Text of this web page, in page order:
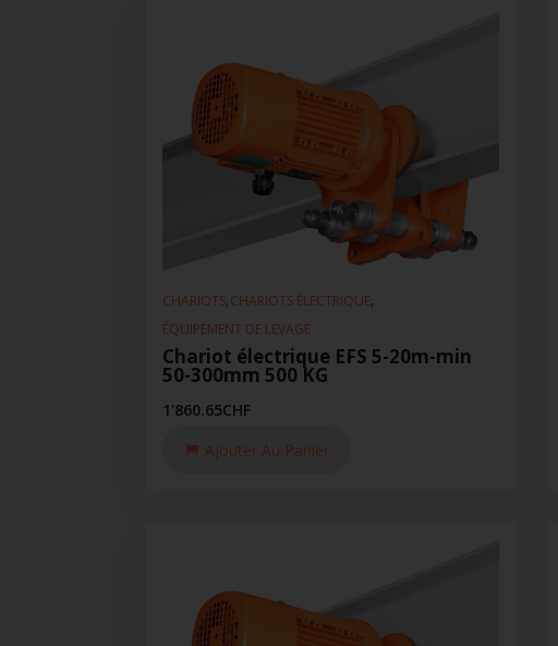
CHARIOTS,CHARIOTS ÉLECTRIQUE,
ÉQUIPEMENT DE LEVAGE
Chariot électrique EFS 5-20m-min
50-300mm 500 KG
1'860.65CHF
Ajouter Au Panier